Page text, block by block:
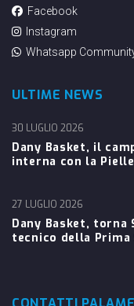
Facebook
Instagram
Whatsapp
ULTIME NEWS
Dany Basket, il
interna con la
30 LUGLIO 2026
Dany Basket,
tecnico della Prima
27 LUGLIO 2026